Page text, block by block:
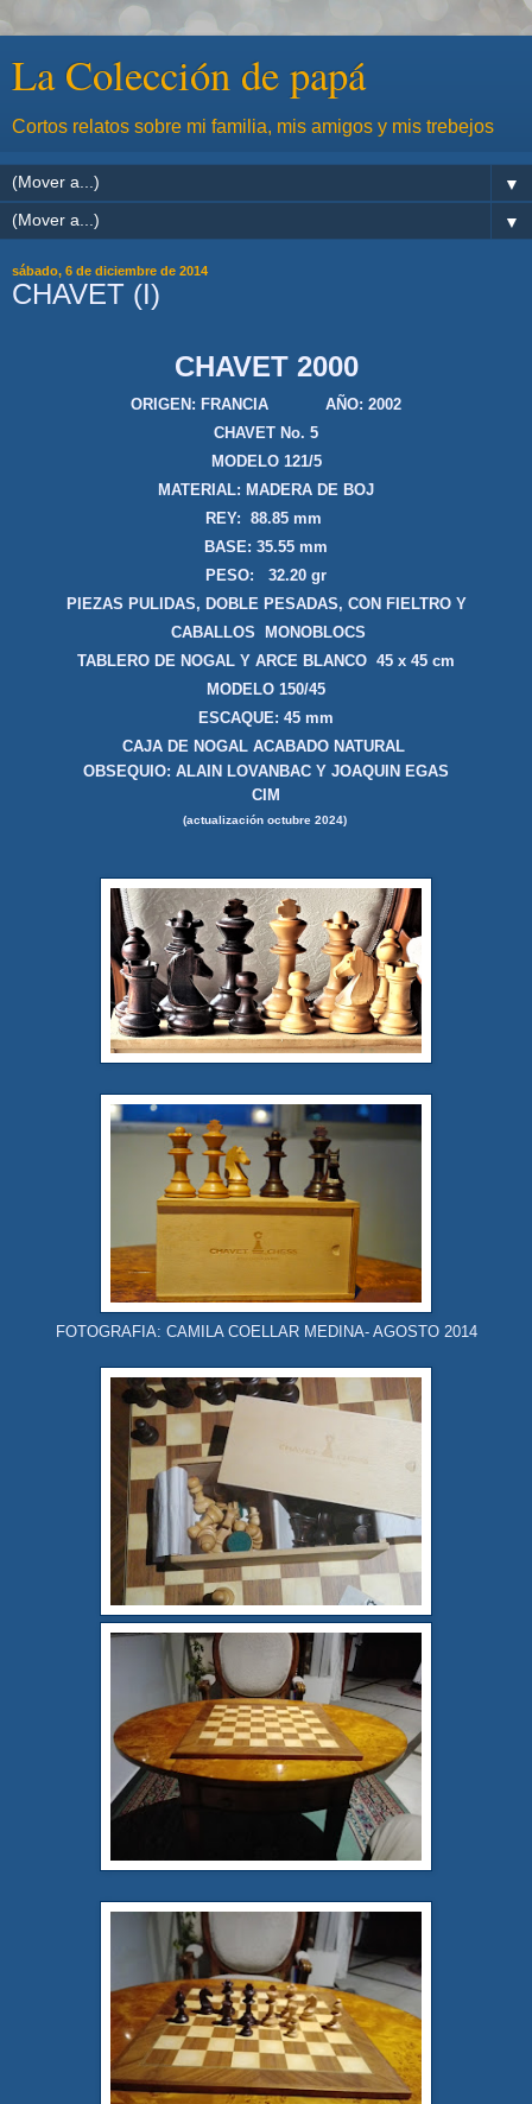
La Colección de papá
Cortos relatos sobre mi familia, mis amigos y mis trebejos
▼
▼
sábado, 6 de diciembre de 2014
CHAVET (I)
CHAVET 2000
ORIGEN: FRANCIA AÑO: 2002
CHAVET No. 5
MODELO 121/5
MATERIAL: MADERA DE BOJ
REY: 88.85 mm
BASE: 35.55 mm
PESO: 32.20 gr
PIEZAS PULIDAS, DOBLE PESADAS, CON FIELTRO Y
CABALLOS MONOBLOCS
TABLERO DE NOGAL Y ARCE BLANCO 45 x 45 cm
MODELO 150/45
ESCAQUE: 45 mm
CAJA DE NOGAL ACABADO NATURAL
OBSEQUIO: ALAIN LOVANBAC Y JOAQUIN EGAS
CIM
(actualización octubre 2024)
FOTOGRAFIA: CAMILA COELLAR MEDINA- AGOSTO 2014